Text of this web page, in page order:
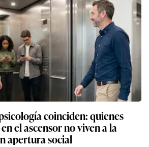
coinciden: quienes
el ascensor no viven a la
apertura social